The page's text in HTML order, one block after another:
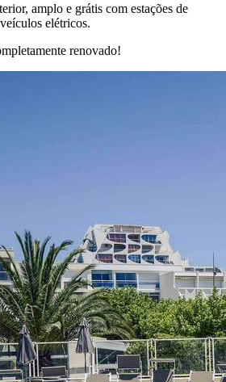
amplo e grátis com estações de
elétricos.
renovado!